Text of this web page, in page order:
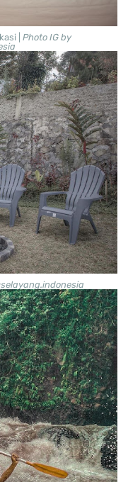
| Photo IG by